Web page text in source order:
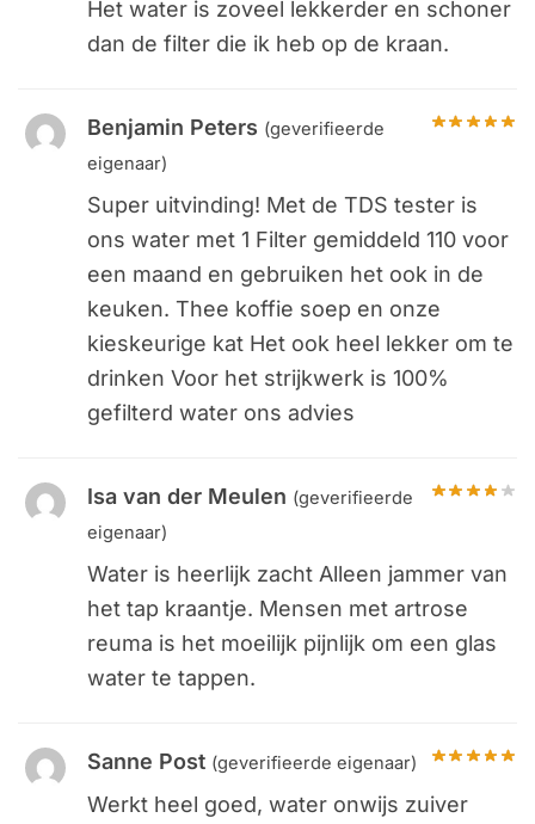
Het water is zoveel lekkerder en schoner
dan de filter die ik heb op de kraan.
Benjamin Peters (geverifieerde
eigenaar)
Super uitvinding! Met de TDS tester is
ons water met 1 Filter gemiddeld 110 voor
een maand en gebruiken het ook in de
keuken. Thee koffie soep en onze
kieskeurige kat Het ook heel lekker om te
drinken Voor het strijkwerk is 100%
gefilterd water ons advies
Isa van der Meulen (geverifieerde
eigenaar)
Water is heerlijk zacht Alleen jammer van
het tap kraantje. Mensen met artrose
reuma is het moeilijk pijnlijk om een glas
water te tappen.
Sanne Post (geverifieerde eigenaar)
Werkt heel goed, water onwijs zuiver